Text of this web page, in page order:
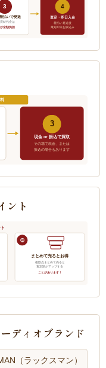
3
払いで発送
材代金は
全額負担
4
査定・即日入金
着払い発送後
最短即日お振込み
3
現金 or 振込で買取
その場で現金、または
振込の場合もあります
ント
③
まとめて売るとお得
複数点まとめて売ると
査定額がアップする
ことがあります！
ディオブランド
（ラックスマン）